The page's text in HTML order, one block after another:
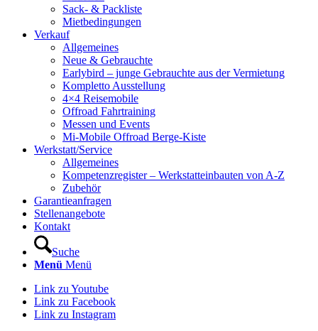
Sack- & Packliste
Mietbedingungen
Verkauf
Allgemeines
Neue & Gebrauchte
Earlybird – junge Gebrauchte aus der Vermietung
Kompletto Ausstellung
4×4 Reisemobile
Offroad Fahrtraining
Messen und Events
Mi-Mobile Offroad Berge-Kiste
Werkstatt/Service
Allgemeines
Kompetenzregister – Werkstatteinbauten von A-Z
Zubehör
Garantieanfragen
Stellenangebote
Kontakt
Suche
Menü Menü
Link zu Youtube
Link zu Facebook
Link zu Instagram